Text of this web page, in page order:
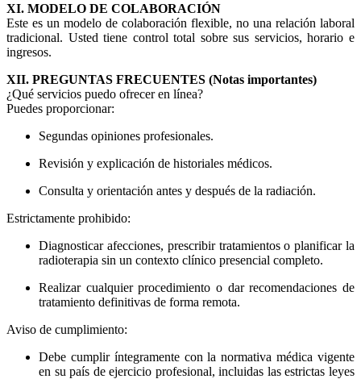
XI. MODELO DE COLABORACIÓN
Este es un modelo de colaboración flexible, no una relación laboral
tradicional. Usted tiene control total sobre sus servicios, horario e
ingresos.
XII. PREGUNTAS FRECUENTES (Notas importantes)
¿Qué servicios puedo ofrecer en línea?
Puedes proporcionar:
Segundas opiniones profesionales.
Revisión y explicación de historiales médicos.
Consulta y orientación antes y después de la radiación.
Estrictamente prohibido:
Diagnosticar afecciones, prescribir tratamientos o planificar la
radioterapia sin un contexto clínico presencial completo.
Realizar cualquier procedimiento o dar recomendaciones de
tratamiento definitivas de forma remota.
Aviso de cumplimiento:
Debe cumplir íntegramente con la normativa médica vigente
en su país de ejercicio profesional, incluidas las estrictas leyes